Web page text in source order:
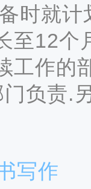
时就
至12个
作的部
负责.
写作